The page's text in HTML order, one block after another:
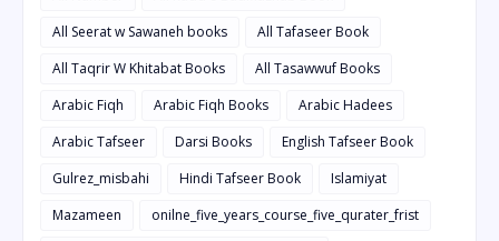
All Seerat w Sawaneh books
All Tafaseer Book
All Taqrir W Khitabat Books
All Tasawwuf Books
Arabic Fiqh
Arabic Fiqh Books
Arabic Hadees
Arabic Tafseer
Darsi Books
English Tafseer Book
Gulrez_misbahi
Hindi Tafseer Book
Islamiyat
Mazameen
onilne_five_years_course_five_qurater_frist